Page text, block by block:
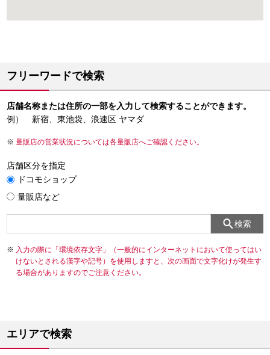
フリーワードで検索
店舗名称または住所の一部を入力して検索することができます。
例） 新宿、東池袋、浪速区 ヤマダ
量販店の営業状況については各量販店へご確認ください。
店舗区分を指定
ドコモショップ
量販店など
検索
入力の際に「環境依存文字」（一般的にインターネットにおいて使ってはい
けないとされる漢字や記号）を使用しますと、次の画面で文字化けが発生す
る場合がありますのでご注意ください。
エリアで検索